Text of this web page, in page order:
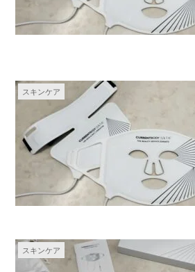
スキンケア
スキンケア